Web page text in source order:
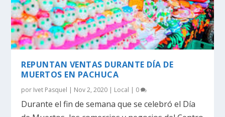
REPUNTAN VENTAS DURANTE DÍA DE
MUERTOS EN PACHUCA
por Ivet Pasquel | Nov 2, 2020 | Local | 0
Durante el fin de semana que se celebró el Día